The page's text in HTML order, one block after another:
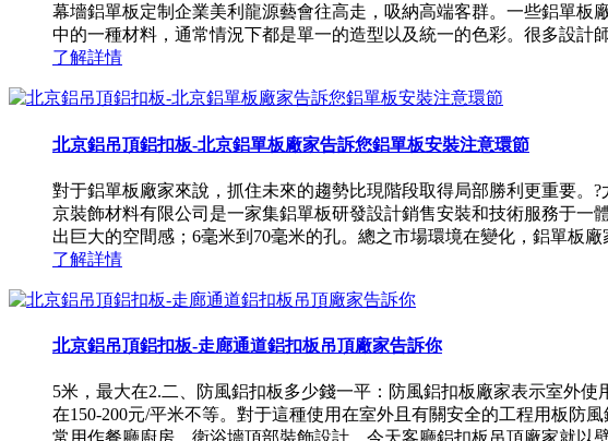
幕墻鋁單板定制企業美利龍源藝會往高走，吸納高端客群。一些鋁單板
中的一種材料，通常情況下都是單一的造型以及統一的色彩。很多設計
了解詳情
北京鋁吊頂鋁扣板-北京鋁單板廠家告訴您鋁單板安裝注意環節
對于鋁單板廠家來說，抓住未來的趨勢比現階段取得局部勝利更重要。
京裝飾材料有限公司是一家集鋁單板研發設計銷售安裝和技術服務于
出巨大的空間感；6毫米到70毫米的孔。總之市場環境在變化，鋁單板廠
了解詳情
北京鋁吊頂鋁扣板-走廊通道鋁扣板吊頂廠家告訴你
5米，最大在2.二、防風鋁扣板多少錢一平：防風鋁扣板廠家表示室外
在150-200元/平米不等。對于這種使用在室外且有關安全的工程用板防